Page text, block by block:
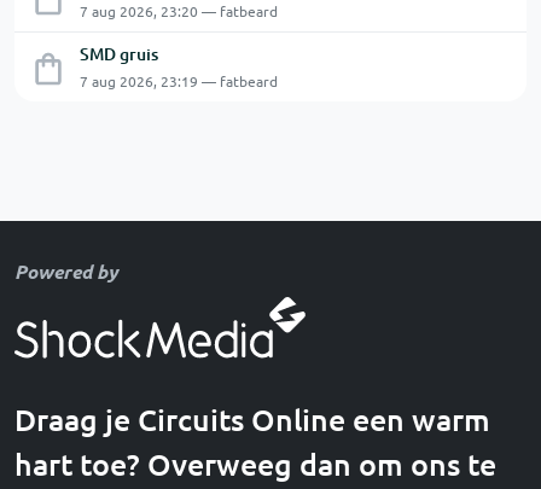
7 aug 2026, 23:20 — fatbeard
SMD gruis
7 aug 2026, 23:19 — fatbeard
Powered by
Draag je Circuits Online een warm
hart toe? Overweeg dan om ons te